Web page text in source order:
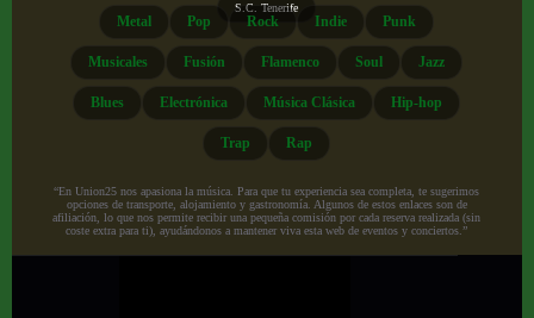
S.C. Tenerife
Metal Pop Rock Indie Punk
Musicales Fusión Flamenco Soul Jazz
Blues Electrónica Música Clásica Hip-hop
Trap Rap
“En Union25 nos apasiona la música. Para que tu experiencia sea completa, te sugerimos
opciones de transporte, alojamiento y gastronomía. Algunos de estos enlaces son de
afiliación, lo que nos permite recibir una pequeña comisión por cada reserva realizada (sin
coste extra para ti), ayudándonos a mantener viva esta web de eventos y conciertos.”